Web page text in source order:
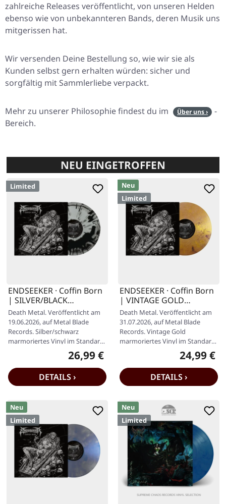
zahlreiche Releases veröffentlicht, von unseren Helden
ebenso wie von unbekannteren Bands, deren Musik uns
mitgerissen hat.
Wir versenden Deine Bestellung so, wie wir sie als
Kunden selbst gern erhalten würden: sicher und
sorgfältig mit Sammlerliebe verpackt.
Mehr zu unserer Philosophie findest du im Über uns ›
-
Bereich.
NEU EINGETROFFEN
Limited
ENDSEEKER · Coffin Born
| SILVER/BLACK
MARBLED LP
Death Metal. Veröffentlicht am
19.06.2026, auf Metal Blade
Records. Silber/schwarz
marmoriertes Vinyl im Standard-
Cover mit Insert und Download-
Regulärer Preis:
26,99 €
DETAILS ›
Neu
Limited
ENDSEEKER · Coffin Born
| VINTAGE GOLD
MARBLED LP
Death Metal. Veröffentlicht am
31.07.2026, auf Metal Blade
Records. Vintage Gold
marmoriertes Vinyl im Standard-
Cover mit Insert und Download-
Regulärer
24,99 €
DETAILS ›
Neu
Limited
Neu
Limited